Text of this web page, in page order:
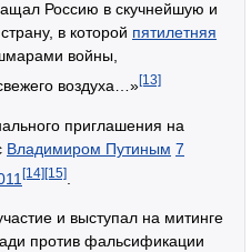
Россию в скучнейшую и
в которой пятилетняя
войны,
воздуха…»[13]
приглашения на
Владимиром Путиным 7
[14][15]
и выступал на митинге
против фальсификации